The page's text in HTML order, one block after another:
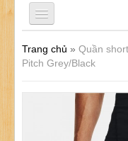
QUẦN LÓT NAM
ÁO LÓT NAM
Trang chủ » Quần
Pitch Grey/Black